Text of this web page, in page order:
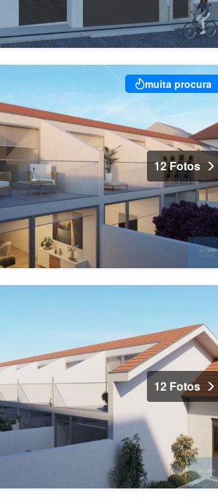
muita procura
12 Fotos
12 Fotos